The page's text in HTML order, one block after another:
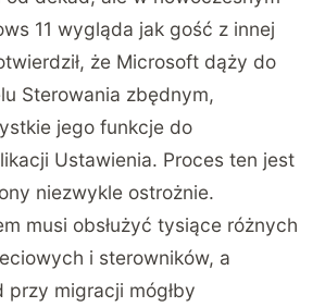
11 wygląda jak gość z innej
że Microsoft dąży do
Sterowania zbędnym,
jego funkcje do
Ustawienia. Proces ten jest
niezwykle ostrożnie.
musi obsłużyć tysiące różnych
i sterowników, a
przy migracji mógłby